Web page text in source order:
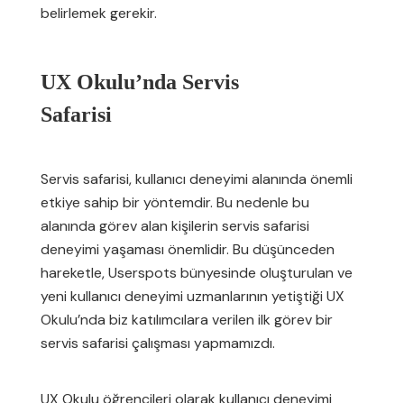
belirlemek gerekir.
UX Okulu’nda Servis
Safarisi
Servis safarisi, kullanıcı deneyimi alanında önemli
etkiye sahip bir yöntemdir. Bu nedenle bu
alanında görev alan kişilerin servis safarisi
deneyimi yaşaması önemlidir. Bu düşünceden
hareketle, Userspots bünyesinde oluşturulan ve
yeni kullanıcı deneyimi uzmanlarının yetiştiği UX
Okulu’nda biz katılımcılara verilen ilk görev bir
servis safarisi çalışması yapmamızdı.
UX Okulu öğrencileri olarak kullanıcı deneyimi